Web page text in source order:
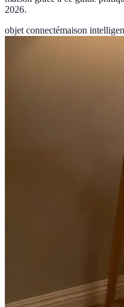
2026.
objet connectémaison